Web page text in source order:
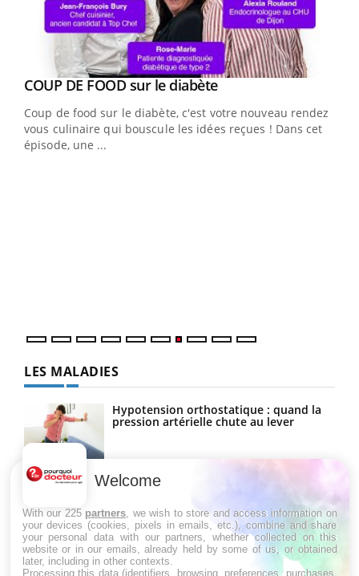
Youtube
COUP DE FOOD sur le diabèteYoutube
Coup de food sur le diabète, c'est votre nouveau rendez-
vous culinaire qui bouscule les idées reçues ! Dans cet
épisode, une ...
LES MALADIES
Hypotension orthostatique : quand la
pression artérielle chute au lever
Drépanocytose : une déformation des
globules rouges aux conséquences
Maladie de Charcot (Sclérose latérale
amyotrophique)
Welcome
With our 225 partners , we wish to store and access information on
your devices (cookies, pixels in emails, etc.), combine and share
your personal data with our partners, whether collected on this
website or in our emails, already held by some of us, or obtained
later, including in other contexts.
Processing this data (identifiers, browsing, preferences, purchases,